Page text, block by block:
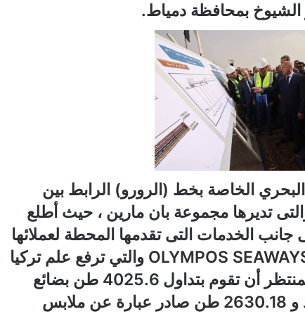
بمحافظة دمياط.
الخاصة بخط (الرورو) الرابط بين
تديرها مجموعة بان مارين ، حيث أطلع
الخدمات التى تقدمها المحطة لعملائها
بالتزامن مع رسو سفينة الرورو OLYMPOS SEAWAYS والتي ترفع علم تركيا
( خلال رحلتها رقم 61 للميناء والمنتظر أن تقوم بتداول 4025.6 طن بضائع
تشمل 1395.43 طن بضائع وارد و 2630.18 طن صادر عبارة عن ملابس